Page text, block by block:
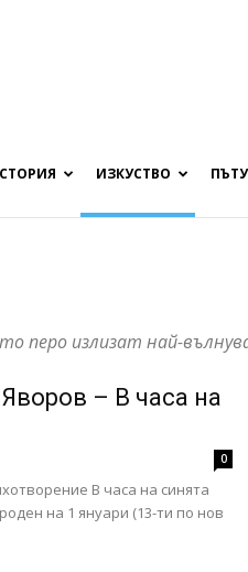
ИЗКУСТВО
перо излизат най-
– В часа на
0
В часа на синята
на 1 януари (13-ти по нов